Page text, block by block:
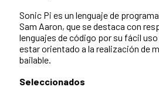
Sonic Pi es un lenguaje de
Sam Aaron, que se destaca con
lenguajes de código por su fácil
estar orientado a la realización de
bailable.
Seleccionados